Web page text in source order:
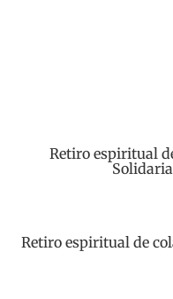
Retiro espiritual
Retiro espiritual de